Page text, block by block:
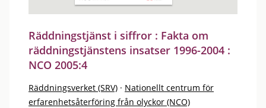
Räddningstjänst i siffror : Fakta om
räddningstjänstens insatser 1996-2004 :
NCO 2005:4
Räddningsverket (SRV) · Nationellt centrum för
erfarenhetsåterföring från olyckor (NCO)